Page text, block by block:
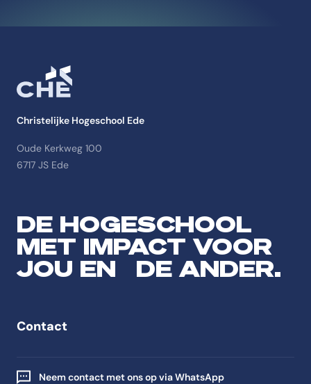
Christelijke Hogeschool Ede
Oude Kerkweg 100
6717 JS Ede
DE HOGESCHOOL
MET IMPACT VOOR
JOU EN DE ANDER.
Contact
Neem contact met ons op via WhatsApp